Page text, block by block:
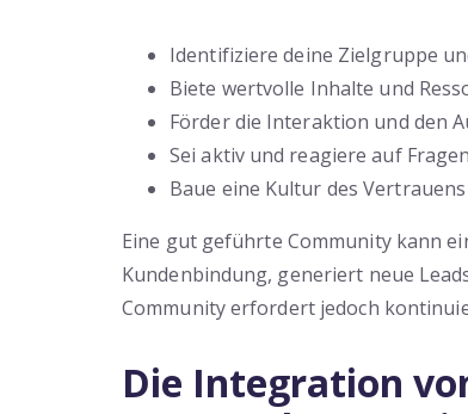
Identifiziere deine Zielgruppe
Biete wertvolle Inhalte und
Förder die Interaktion und den
Sei aktiv und reagiere auf
Baue eine Kultur des
Eine gut geführte Community kann
Kundenbindung, generiert neue
Community erfordert jedoch
Die Integration